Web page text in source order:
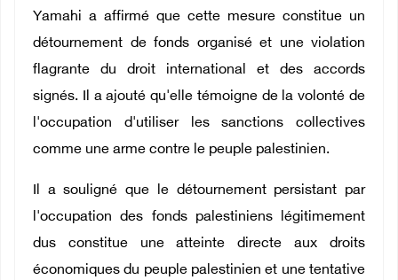
Yamahi a affirmé que cette mesure constitue un
détournement de fonds organisé et une violation
flagrante du droit international et des accords
signés. Il a ajouté qu'elle témoigne de la volonté de
l'occupation d'utiliser les sanctions collectives
comme une arme contre le peuple palestinien.
Il a souligné que le détournement persistant par
l'occupation des fonds palestiniens légitimement
dus constitue une atteinte directe aux droits
économiques du peuple palestinien et une tentative